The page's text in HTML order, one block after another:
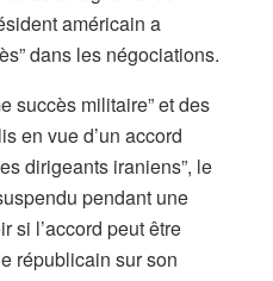
américain a
dans les négociations.
succès militaire” et des
en vue d’un accord
dirigeants iraniens”, le
pendant une
si l’accord peut être
républicain sur son